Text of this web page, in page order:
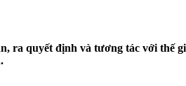
ra quyết định và tương tác với thế